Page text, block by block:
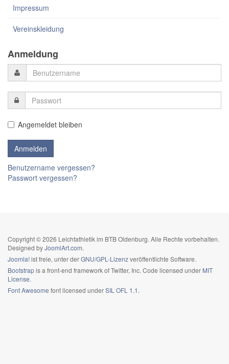
Impressum
Vereinskleidung
Anmeldung
Angemeldet bleiben
Benutzername vergessen?
Passwort vergessen?
Copyright © 2026 Leichtathletik im BTB Oldenburg. Alle Rechte vorbehalten.
Designed byJoomlArt.com.
Joomla!ist freie, unter derGNU/GPL-Lizenzveröffentlichte Software.
Bootstrapis a front-end framework of Twitter, Inc. Code licensed under MIT
License.
Font Awesome font licensed underSIL OFL 1.1.